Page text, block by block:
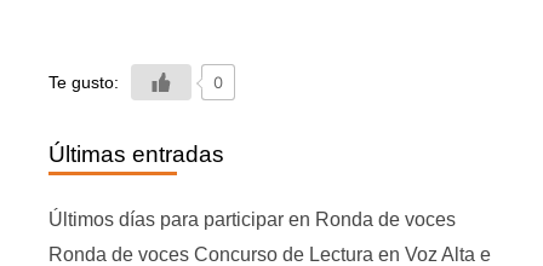
Te gusto: 0
Últimas entradas
Últimos días para participar en Ronda de voces
Ronda de voces Concurso de Lectura en Voz Alta e